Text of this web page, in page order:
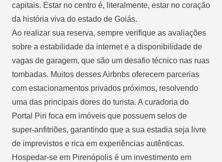
capitais. Estar no centro é, literalmente, estar no coração
da história viva do estado de Goiás.
Ao realizar sua reserva, sempre verifique as avaliações
sobre a estabilidade da internet e a disponibilidade de
vagas de garagem, que são um desafio técnico nas ruas
tombadas. Muitos desses Airbnbs oferecem parcerias
com estacionamentos privados próximos, resolvendo
uma das principais dores do turista. A curadoria do
Portal Piri foca em imóveis que possuem selos de
super-anfitriões, garantindo que a sua estadia seja livre
de imprevistos e rica em experiências autênticas.
Hospedar-se em Pirenópolis é um investimento em